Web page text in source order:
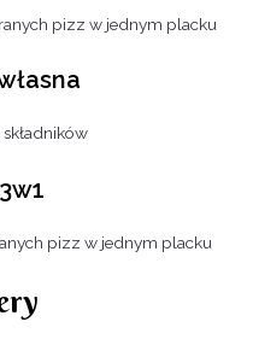
pizz w jednym placku
pizz w jednym placku